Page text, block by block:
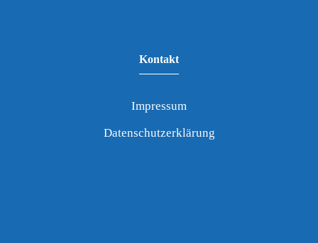
Kontakt
Impressum
Datenschutzerklärung